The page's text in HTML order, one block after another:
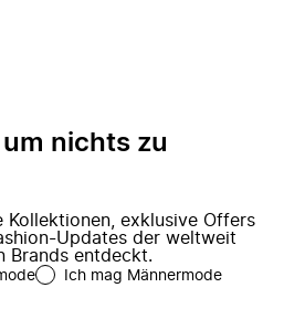
nichts zu
Kollektionen, exklusive Offers
Updates der weltweit
Brands entdeckt.
Ich mag Männermode